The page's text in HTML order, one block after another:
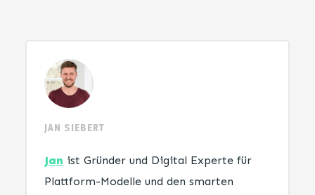
JAN SIEBERT
Jan ist Gründer und Digital Experte für
Plattform-Modelle und den smarten